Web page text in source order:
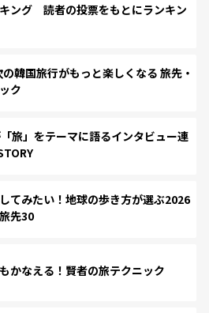
ング 読者の投票をもとにランキン
韓国旅行がもっと楽しくなる 旅先・
ク
旅」をテーマに語るインタビュー連
てみたい！地球の歩き方が選ぶ2026
先30
かなえる！賢者の旅テクニック